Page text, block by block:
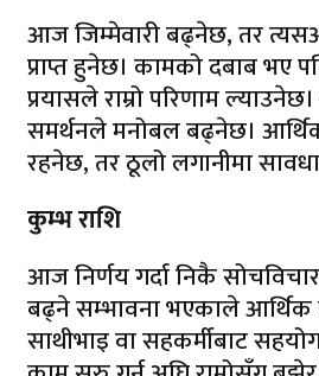
आज जिम्मेवारी बढ्नेछ, तर
प्राप्त हुनेछ। कामको दबाब भए
प्रयासले राम्रो परिणाम
समर्थनले मनोबल बढ्नेछ।
रहनेछ, तर ठूलो लगानीमा
कुम्भ राशि
आज निर्णय गर्दा निकै सोचविचार
बढ्ने सम्भावना भएकाले
साथीभाइ वा सहकर्मीबाट